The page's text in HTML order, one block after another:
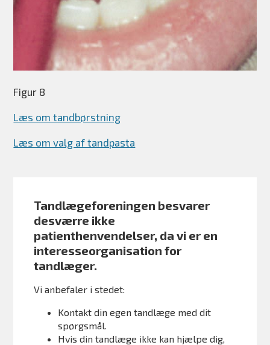
Figur 8
Læs om tandbørstning
Læs om valg af tandpasta
Tandlægeforeningen besvarer
desværre ikke
patienthenvendelser, da vi er en
interesseorganisation for
tandlæger.
Vi anbefaler i stedet:
Kontakt din egen tandlæge med dit
spørgsmål.
Hvis din tandlæge ikke kan hjælpe dig,